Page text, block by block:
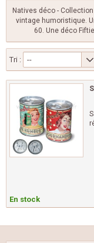
Natives déco -
vintage humoristique.
60. Une déco
Tri : --
En stock